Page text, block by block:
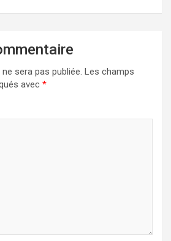
sera pas publiée. Les champs
avec *